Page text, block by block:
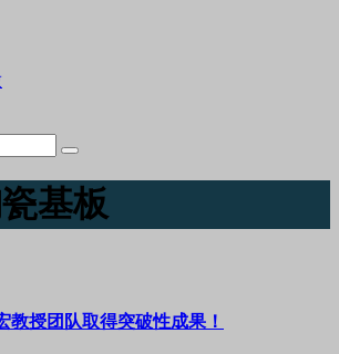
基板
教授团队取得突破性成果！